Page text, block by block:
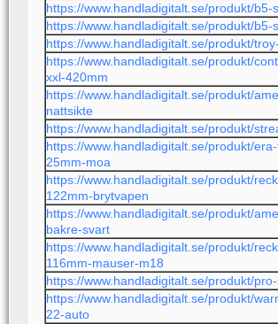
https://www.handladigitalt.se/produkt/
https://www.handladigitalt.se/produkt/
https://www.handladigitalt.se/produkt/
https://www.handladigitalt.se/produkt/
xxl-420mm
https://www.handladigitalt.se/produkt/
nattsikte
https://www.handladigitalt.se/produkt/
https://www.handladigitalt.se/produkt/
25mm-moa
https://www.handladigitalt.se/produkt/
122mm-brytvapen
https://www.handladigitalt.se/produkt/
bakre-svart
https://www.handladigitalt.se/produkt/
116mm-mauser-m18
https://www.handladigitalt.se/produkt/
https://www.handladigitalt.se/produkt/
22-auto